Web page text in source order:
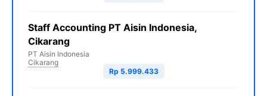
Staff Accounting PT Aisin Indonesia,
Cikarang
PT Aisin Indonesia
Cikarang
Rp 5.999.433